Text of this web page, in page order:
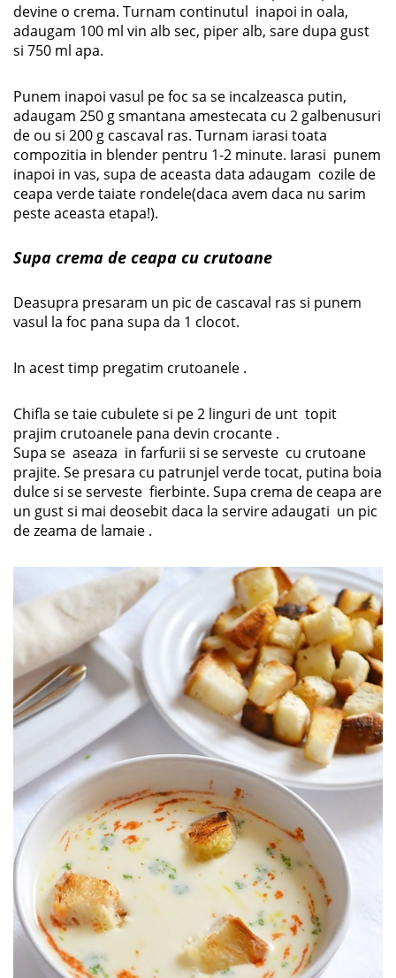
devine o crema. Turnam continutul inapoi in oala,
adaugam 100 ml vin alb sec, piper alb, sare dupa gust
si 750 ml apa.
Punem inapoi vasul pe foc sa se incalzeasca putin,
adaugam 250 g smantana amestecata cu 2 galbenusuri
de ou si 200 g cascaval ras. Turnam iarasi toata
compozitia in blender pentru 1-2 minute. Iarasi punem
inapoi in vas, supa de aceasta data adaugam cozile de
ceapa verde taiate rondele(daca avem daca nu sarim
peste aceasta etapa!).
Supa crema de ceapa cu crutoane
Deasupra presaram un pic de cascaval ras si punem
vasul la foc pana supa da 1 clocot.
In acest timp pregatim crutoanele .
Chifla se taie cubulete si pe 2 linguri de unt topit
prajim crutoanele pana devin crocante .
Supa se aseaza in farfurii si se serveste cu crutoane
prajite. Se presara cu patrunjel verde tocat, putina boia
dulce si se serveste fierbinte. Supa crema de ceapa are
un gust si mai deosebit daca la servire adaugati un pic
de zeama de lamaie .